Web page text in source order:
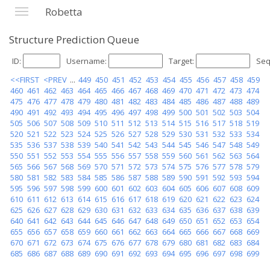
Robetta
Structure Prediction Queue
ID: Username: Target:
<<FIRST <PREV ... 449 450 451 452 453 454 455 456 457 458 459
460 461 462 463 464 465 466 467 468 469 470 471 472 473 474
475 476 477 478 479 480 481 482 483 484 485 486 487 488 489
490 491 492 493 494 495 496 497 498 499 500 501 502 503 504
505 506 507 508 509 510 511 512 513 514 515 516 517 518 519
520 521 522 523 524 525 526 527 528 529 530 531 532 533 534
535 536 537 538 539 540 541 542 543 544 545 546 547 548 549
550 551 552 553 554 555 556 557 558 559 560 561 562 563 564
565 566 567 568 569 570 571 572 573 574 575 576 577 578 579
580 581 582 583 584 585 586 587 588 589 590 591 592 593 594
595 596 597 598 599 600 601 602 603 604 605 606 607 608 609
610 611 612 613 614 615 616 617 618 619 620 621 622 623 624
625 626 627 628 629 630 631 632 633 634 635 636 637 638 639
640 641 642 643 644 645 646 647 648 649 650 651 652 653 654
655 656 657 658 659 660 661 662 663 664 665 666 667 668 669
670 671 672 673 674 675 676 677 678 679 680 681 682 683 684
685 686 687 688 689 690 691 692 693 694 695 696 697 698 699